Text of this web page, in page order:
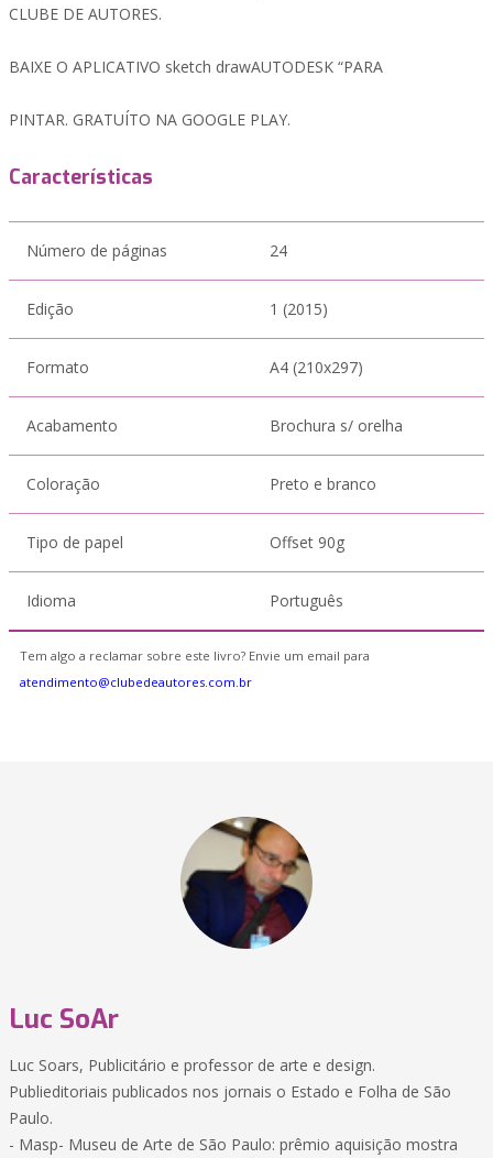
CLUBE DE AUTORES.
BAIXE O APLICATIVO sketch drawAUTODESK “PARA
PINTAR. GRATUÍTO NA GOOGLE PLAY.
Características
Número de páginas 24
Edição 1 (2015)
Formato A4 (210x297)
Acabamento Brochura s/ orelha
Coloração Preto e branco
Tipo de papel Offset 90g
Idioma Português
Tem algo a reclamar sobre este livro? Envie um email para
atendimento@clubedeautores.com.br
Luc SoAr
Luc Soars, Publicitário e professor de arte e design.
Publieditoriais publicados nos jornais o Estado e Folha de São
Paulo.
- Masp- Museu de Arte de São Paulo: prêmio aquisição mostra